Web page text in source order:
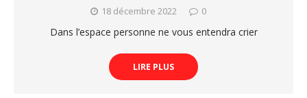
18 décembre 2022 0
Dans l’espace personne ne vous entendra crier
LIRE PLUS